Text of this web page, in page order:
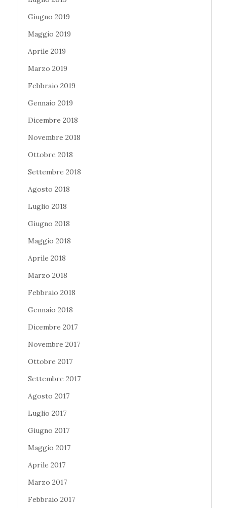
Giugno 2019
Maggio 2019
Aprile 2019
Marzo 2019
Febbraio 2019
Gennaio 2019
Dicembre 2018
Novembre 2018
Ottobre 2018
Settembre 2018
Agosto 2018
Luglio 2018
Giugno 2018
Maggio 2018
Aprile 2018
Marzo 2018
Febbraio 2018
Gennaio 2018
Dicembre 2017
Novembre 2017
Ottobre 2017
Settembre 2017
Agosto 2017
Luglio 2017
Giugno 2017
Maggio 2017
Aprile 2017
Marzo 2017
Febbraio 2017